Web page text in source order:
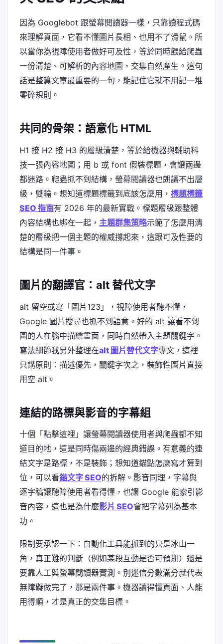
因為 Googlebot 跟螢幕閱讀器一樣，只靠讀程式碼
來理解頁面，它看不懂圖片長相、也用不了滑鼠。所
以當你為視障使用者做好可及性，等於同時餵給爬蟲
一份清楚、可解析的內容地圖，交集自然產生。這句
話是整篇文章最重要的一句，能記住它就不用記一堆
零碎規則。
共同的骨架：語意化 HTML
H1 接 H2 接 H3 的層級清楚，等於給機器與輔助科
技一張內容地圖；用 b 或 font 假裝標題，會讓兩邊
都迷路。爬蟲抓不到結構，螢幕閱讀器也朗讀不出層
級，雙輸。想知道標題標籤到底該怎麼用， 標題標籤
SEO 指南有 2026 年的最新實戰。標題層級跟整體
內容結構也綁在一起， 主題群集策略示範了怎麼用清
楚的層級把一個主題的權威撐起來，這跟可及性要的
結構是同一件事。
圖片的翻譯官：alt 替代文字
alt 留空或寫「圖片123」，視障使用者聽不懂，
Google 圖片搜尋也抓不到語意。好的 alt 讓看不到
圖的人在腦中描繪畫面，同時自然帶入主題關鍵字。
寫法細節我另外整理在alt 圖片替代文字專文，這裡
只講原則：描述優先，關鍵字次之，裝飾性圖片直接
用空 alt。
連結的路標與影音的字幕組
十個「點擊這裡」讓螢幕閱讀器使用者與爬蟲都不知
道目的地，這是同時傷兩邊的經典錯誤。有意義的連
結文字是路標，不是裝飾；想知道錨點怎麼寫才算到
位，可以看錨文字 SEO的拆解。影音同理，字幕與
逐字稿讓聽障使用者看得懂，也讓 Google 能索引影
音內容，這也是為什麼影片 SEO會把字幕列為基本
功。
限制要承認一下：自動化工具能抓到的只是冰山一
角，真正難的判斷（例如某段互動是否可預期）還是
要靠人工與螢幕閱讀器實測。別迷信分數滿分就代表
無障礙做完了，那是兩件事。機器讀得懂頁面、人能
用得順，才是真正的交集目標。